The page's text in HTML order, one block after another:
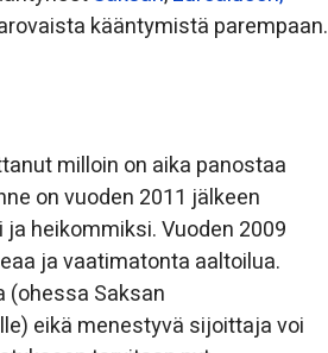
kääntymistä parempaan.
milloin on aika panostaa
on vuoden 2011 jälkeen
heikommiksi. Vuoden 2009
ja vaatimatonta aaltoilua.
(ohessa Saksan
eikä menestyvä sijoittaja voi